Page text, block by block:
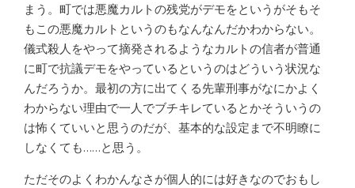
まう。町では悪魔カルトの残党がデモをというがそもそ
もこの悪魔カルトというのもなんなんだかわからない。
儀式殺人をやって摘発されるようなカルトの信者が普通
に町で抗議デモをやっているというのはどういう状況な
んだろうか。最初の方に出てくる先輩刑事がなにかよく
わからない理由で一人でブチキレているとかそういうの
は怖くていいと思うのだが、基本的な設定まで不明瞭に
しなくても……と思う。
ただそのよくわかんなさが個人的には好きなのでおもし